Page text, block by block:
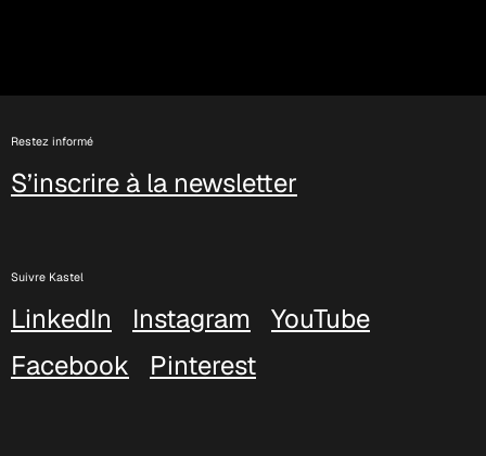
Restez informé
S’inscrire à la newsletter
Suivre Kastel
LinkedIn Instagram
YouTube
Facebook
Pinterest